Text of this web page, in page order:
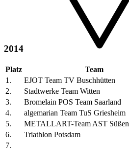
2014
Platz Team
1.
EJOT Team TV Buschhütten
2.
Stadtwerke Team Witten
3.
Bromelain POS Team Saarland
4.
algemarian Team TuS Griesheim
5.
METALLART-Team AST Süßen
6.
Triathlon Potsdam
7.